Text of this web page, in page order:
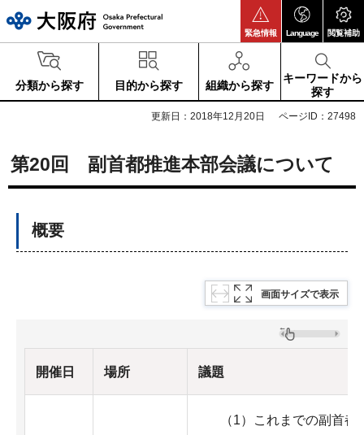
緊急情報 Language 閲覧補助
分類から探す 目的から探す 組織から探す
キーワードから
探す
更新日：2018年12月20日 ページID：27498
第20回 副首都推進本部会議について
概要
画面サイズで表示
開催日 場所 議題
（1）これまでの副首都